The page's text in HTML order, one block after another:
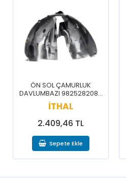
ÖN SOL ÇAMURLUK
DAVLUMBAZI 9825282080
/ 3008 5008 16-20
İTHAL
2.409,46 TL
Sepete Ekle